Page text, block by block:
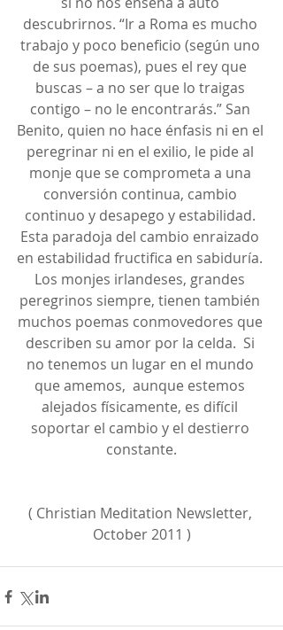
descubrirnos. “Ir a Roma es mucho
trabajo y poco beneficio (según uno
de sus poemas), pues el rey que
buscas – a no ser que lo traigas
contigo – no le encontrarás.” San
Benito, quien no hace énfasis ni en el
peregrinar ni en el exilio, le pide al
monje que se comprometa a una
conversión continua, cambio
continuo y desapego y estabilidad.
Esta paradoja del cambio enraizado
en estabilidad fructifica en sabiduría.
Los monjes irlandeses, grandes
peregrinos siempre, tienen también
muchos poemas conmovedores que
describen su amor por la celda.  Si
no tenemos un lugar en el mundo
que amemos,  aunque estemos
alejados físicamente, es difícil
soportar el cambio y el destierro
constante.
( Christian Meditation Newsletter,
October 2011 )